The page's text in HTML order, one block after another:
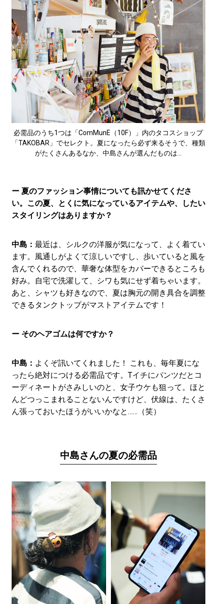
必需品のうち1つは「ComMunE（10F）」内のタコスショップ
「TAKOBAR」でセレクト。夏になったら必ず来るそうで、種類
がたくさんあるなか、中島さんが選んだものは…
ー 夏のファッション事情についても訊かせてくださ
い。この夏、とくに気になっているアイテムや、したい
スタイリングはありますか？
中島： 最近は、シルクの洋服が気になって、よく着てい
ます。風通しがよくて涼しいですし、歩いていると風を
含んでくれるので、華奢な体型をカバーできるところも
好み。自宅で洗濯して、シワも気にせず着ちゃいます。
あと、シャツも好きなので、夏は胸元の開き具合を調整
できるタンクトップがマストアイテムです！
ー そのヘアゴムは何ですか？
中島： よくぞ訊いてくれました！ これも、毎年夏にな
ったら絶対につける必需品です。Tイチにパンツだとコ
ーディネートがさみしいのと、女子ウケも狙って。ほと
んどつっこまれることないんですけど、伏線は、たくさ
ん張っておいたほうがいいかなと……（笑）
中島さんの夏の必需品